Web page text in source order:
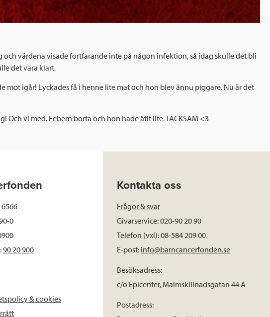
värdena visade fortfarande inte på någon infektion, så idag skulle det bli
det vara klart.
igår! Lyckades få i henne lite mat och hon blev ännu piggare. Nu är det
vi med. Febern borta och hon hade ätit lite. TACKSAM <3
0
90 20 900
& cookies
Kontakta oss
Frågor & svar
Givarservice: 020-90 20 90
Telefon (vxl): 08-584 209 00
E-post: info@barncancerfonden.se
Besöksadress:
c/o Epicenter, Malmskillnadsgatan 44 A
Postadress: